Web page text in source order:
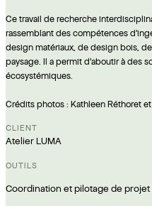
Ce travail de recherche
rassemblant des compétences
design matériaux, de design bois,
paysage. Il a permit d'aboutir à des
écosystémiques.
Crédits photos : Kathleen Réthoret
Atelier LUMA
Coordination et pilotage de projet